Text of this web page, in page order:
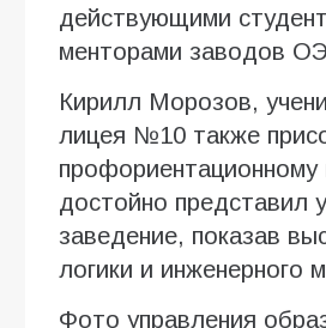
действующими
менторами заводов
Кирилл Морозов,
лицея №10 также
профориентационному
достойно представил
заведение, показав
логики и инженерного
Фото управления